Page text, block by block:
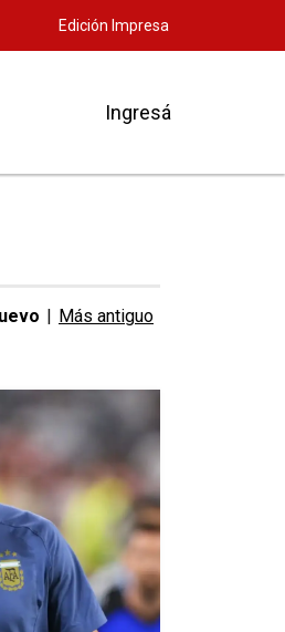
Edición Impresa
Ingresá
| Más antiguo